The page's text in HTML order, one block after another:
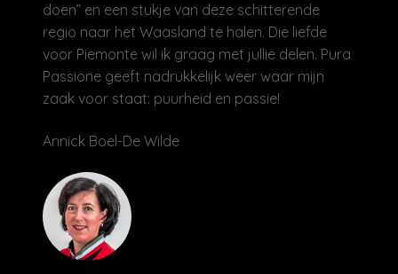
doen” en een stukje van deze schitterende
regio naar het Waasland te halen. Die liefde
voor Piemonte wil ik graag met jullie delen. Pura
Passione geeft nadrukkelijk weer waar mijn
zaak voor staat: puurheid en passie!
Annick Boel-De Wilde